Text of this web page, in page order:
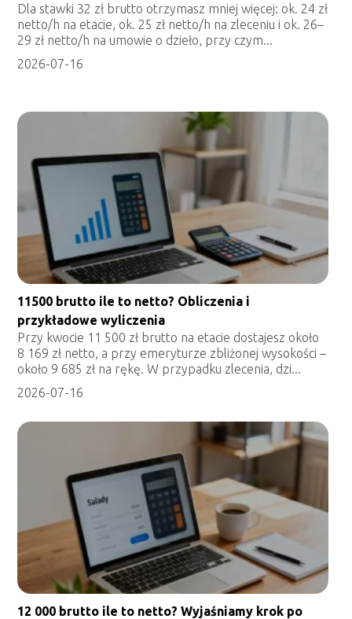
Dla stawki 32 zł brutto otrzymasz mniej więcej: ok. 24 zł
netto/h na etacie, ok. 25 zł netto/h na zleceniu i ok. 26–
29 zł netto/h na umowie o dzieło, przy czym...
2026-07-16
11500 brutto ile to netto? Obliczenia i
przykładowe wyliczenia
Przy kwocie 11 500 zł brutto na etacie dostajesz około
8 169 zł netto, a przy emeryturze zbliżonej wysokości –
około 9 685 zł na rękę. W przypadku zlecenia, dzi...
2026-07-16
12 000 brutto ile to netto? Wyjaśniamy krok po